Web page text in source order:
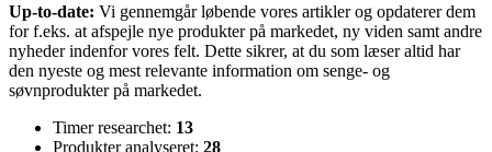
Up-to-date: Vi gennemgår løbende vores artikler og opdaterer dem
for f.eks. at afspejle nye produkter på markedet, ny viden samt andre
nyheder indenfor vores felt. Dette sikrer, at du som læser altid har
den nyeste og mest relevante information om senge- og
søvnprodukter på markedet.
Timer researchet: 13
Produkter analyseret: 28